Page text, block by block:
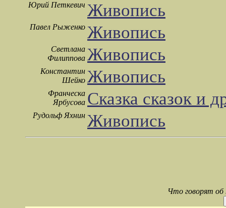
Юрий Петкевич Живопись
Павел Рыженко Живопись
Светлана
Филиппова Живопись
Константин
Шейко Живопись
Франческа
Ярбусова Сказка сказок и
Рудольф Яхнин Живопись
Что говорят